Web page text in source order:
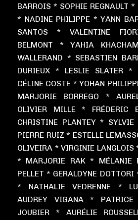
BARROIS * SOPHIE REGNAULT *
* NADINE PHILIPPE * YANN
SANTOS * VALENTINE
BELMONT * YAHIA
WALLERAND * SEBASTIEN
DURIEUX * LESLIE SLATER *
CÉLINE COSTE * YOHAN
MARJORIE BORREGO *
OLIVIER MILLE * FRÉDERIC
CHRISTINE PLANTEY *
PIERRE RUIZ * ESTELLE
OLIVEIRA * VIRGINIE LANGLOIS
* MARJORIE RAK * MÉLANIE
PELLET * GERALDYNE DOTTORI
* NATHALIE VEDRENNE *
AUDREY VIGANA *
JOUBIER * AURÉLIE